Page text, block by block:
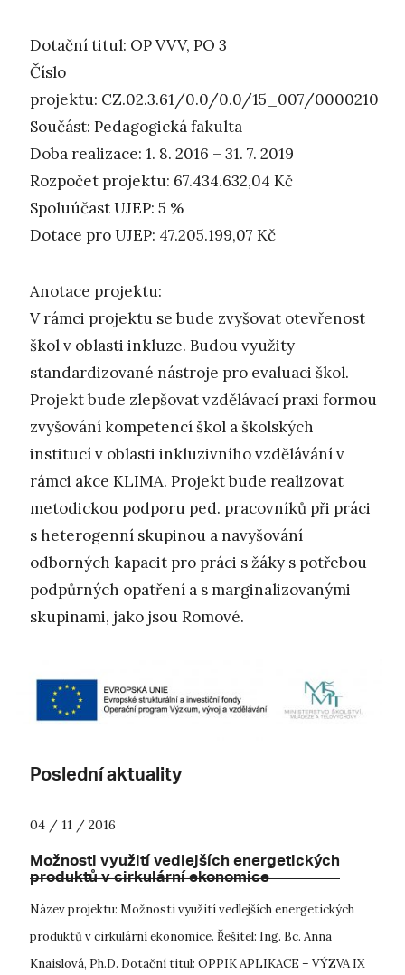
Dotační titul: OP VVV, PO 3
Číslo
projektu: CZ.02.3.61/0.0/0.0/15_007/0000210
Součást: Pedagogická fakulta
Doba realizace: 1. 8. 2016 – 31. 7. 2019
Rozpočet projektu: 67.434.632,04 Kč
Spoluúčast UJEP: 5 %
Dotace pro UJEP: 47.205.199,07 Kč
Anotace projektu:
V rámci projektu se bude zvyšovat otevřenost
škol v oblasti inkluze. Budou využity
standardizované nástroje pro evaluaci škol.
Projekt bude zlepšovat vzdělávací praxi formou
zvyšování kompetencí škol a školských
institucí v oblasti inkluzivního vzdělávání v
rámci akce KLIMA. Projekt bude realizovat
metodickou podporu ped. pracovníků při práci
s heterogenní skupinou a navyšování
odborných kapacit pro práci s žáky s potřebou
podpůrných opatření a s marginalizovanými
skupinami, jako jsou Romové.
Poslední aktuality
04 / 11 / 2016
Možnosti využití vedlejších energetických
produktů v cirkulární ekonomice
Název projektu: Možnosti využití vedlejších energetických
produktů v cirkulární ekonomice. Řešitel: Ing. Bc. Anna
Knaislová, Ph.D. Dotační titul: OPPIK APLIKACE – VÝZVA IX